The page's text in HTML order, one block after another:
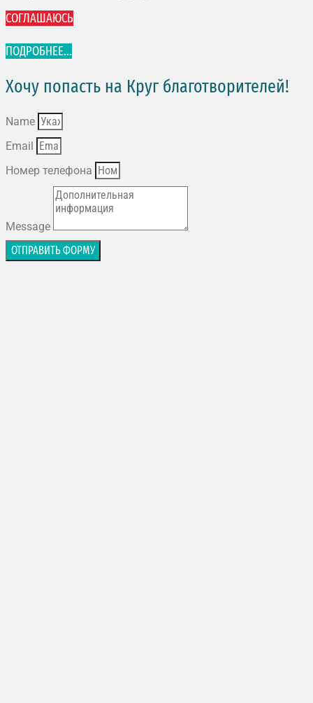
СОГЛАШАЮСЬ
ПОДРОБНЕЕ...
Хочу попасть на Круг благотворителей!
Name
Email
Номер телефона
Message
ОТПРАВИТЬ ФОРМУ